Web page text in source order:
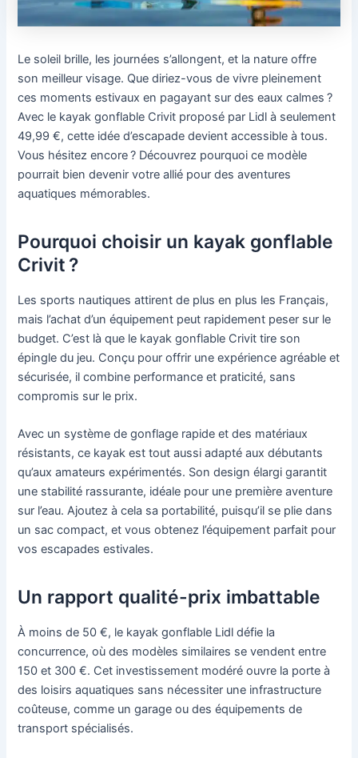
Le soleil brille, les journées s’allongent, et la nature offre
son meilleur visage. Que diriez-vous de vivre pleinement
ces moments estivaux en pagayant sur des eaux calmes ?
Avec le kayak gonflable Crivit proposé par Lidl à seulement
49,99 €, cette idée d’escapade devient accessible à tous.
Vous hésitez encore ? Découvrez pourquoi ce modèle
pourrait bien devenir votre allié pour des aventures
aquatiques mémorables.
Pourquoi choisir un kayak gonflable
Crivit ?
Les sports nautiques attirent de plus en plus les Français,
mais l’achat d’un équipement peut rapidement peser sur le
budget. C’est là que le kayak gonflable Crivit tire son
épingle du jeu. Conçu pour offrir une expérience agréable et
sécurisée, il combine performance et praticité, sans
compromis sur le prix.
Avec un système de gonflage rapide et des matériaux
résistants, ce kayak est tout aussi adapté aux débutants
qu’aux amateurs expérimentés. Son design élargi garantit
une stabilité rassurante, idéale pour une première aventure
sur l’eau. Ajoutez à cela sa portabilité, puisqu’il se plie dans
un sac compact, et vous obtenez l’équipement parfait pour
vos escapades estivales.
Un rapport qualité-prix imbattable
À moins de 50 €, le kayak gonflable Lidl défie la
concurrence, où des modèles similaires se vendent entre
150 et 300 €. Cet investissement modéré ouvre la porte à
des loisirs aquatiques sans nécessiter une infrastructure
coûteuse, comme un garage ou des équipements de
transport spécialisés.